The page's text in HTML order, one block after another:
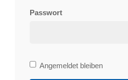
Passwort
Bleibe
angemeldet
Angemeldet bleiben